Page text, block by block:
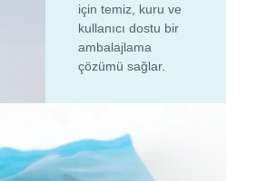
için temiz, kuru ve
kullanıcı dostu bir
ambalajlama
çözümü sağlar.